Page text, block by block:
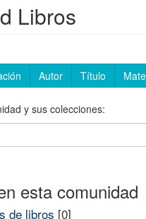
Libros
Autor Título
y sus colecciones:
esta comunidad
de libros [0]